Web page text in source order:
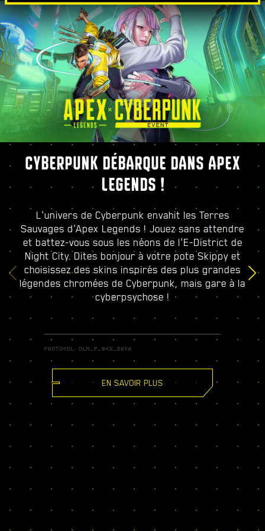
CYBERPUNK DÉBARQUE DANS APEX
LEGENDS !
L'univers de Cyberpunk envahit les Terres
Sauvages d'Apex Legends ! Jouez sans attendre
et battez-vous sous les néons de l'E-District de
Night City. Dites bonjour à votre pote Skippy et
choisissez des skins inspirés des plus grandes
légendes chromées de Cyberpunk, mais gare à la
cyberpsychose !
EN SAVOIR PLUS